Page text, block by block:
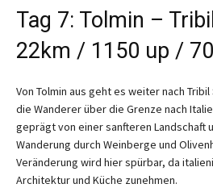
Tag 7: Tolmin –
22km / 1150 up /
Von Tolmin aus geht es weiter nach
die Wanderer über die Grenze nach
geprägt von einer sanfteren Landschaft
Wanderung durch Weinberge und
Veränderung wird hier spürbar, da
Architektur und Küche zunehmen.